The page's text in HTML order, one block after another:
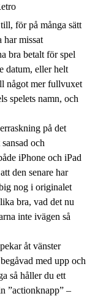
för på många sätt
har missat
bra betalt för spel
datum, eller helt
något mer fullvuxet
spelets namn, och
på det
och
iPhone och iPad
den senare har
nog i originalet
bra, vad det nu
inte ivägen så
åt vänster
med upp och
så håller du ett
”actionknapp” –